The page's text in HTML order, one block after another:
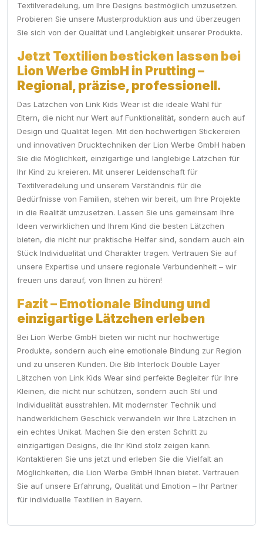
Textilveredelung, um Ihre Designs bestmöglich umzusetzen.
Probieren Sie unsere Musterproduktion aus und überzeugen
Sie sich von der Qualität und Langlebigkeit unserer Produkte.
Jetzt Textilien besticken lassen bei
Lion Werbe GmbH in Prutting –
Regional, präzise, professionell.
Das Lätzchen von Link Kids Wear ist die ideale Wahl für
Eltern, die nicht nur Wert auf Funktionalität, sondern auch auf
Design und Qualität legen. Mit den hochwertigen Stickereien
und innovativen Drucktechniken der Lion Werbe GmbH haben
Sie die Möglichkeit, einzigartige und langlebige Lätzchen für
Ihr Kind zu kreieren. Mit unserer Leidenschaft für
Textilveredelung und unserem Verständnis für die
Bedürfnisse von Familien, stehen wir bereit, um Ihre Projekte
in die Realität umzusetzen. Lassen Sie uns gemeinsam Ihre
Ideen verwirklichen und Ihrem Kind die besten Lätzchen
bieten, die nicht nur praktische Helfer sind, sondern auch ein
Stück Individualität und Charakter tragen. Vertrauen Sie auf
unsere Expertise und unsere regionale Verbundenheit – wir
freuen uns darauf, von Ihnen zu hören!
Fazit – Emotionale Bindung und
einzigartige Lätzchen erleben
Bei Lion Werbe GmbH bieten wir nicht nur hochwertige
Produkte, sondern auch eine emotionale Bindung zur Region
und zu unseren Kunden. Die Bib Interlock Double Layer
Lätzchen von Link Kids Wear sind perfekte Begleiter für Ihre
Kleinen, die nicht nur schützen, sondern auch Stil und
Individualität ausstrahlen. Mit modernster Technik und
handwerklichem Geschick verwandeln wir Ihre Lätzchen in
ein echtes Unikat. Machen Sie den ersten Schritt zu
einzigartigen Designs, die Ihr Kind stolz zeigen kann.
Kontaktieren Sie uns jetzt und erleben Sie die Vielfalt an
Möglichkeiten, die Lion Werbe GmbH Ihnen bietet. Vertrauen
Sie auf unsere Erfahrung, Qualität und Emotion – Ihr Partner
für individuelle Textilien in Bayern.